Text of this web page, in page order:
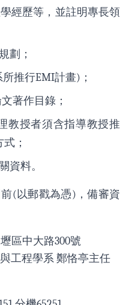
經歷等，並註明專長領
劃；
所推行EMI計畫) ；
著作目錄；
教授者須含指導教授推
；
資料。
前( 以郵戳為憑) ，備審資
區中大路300號
工程學系 鄭恪亭主任